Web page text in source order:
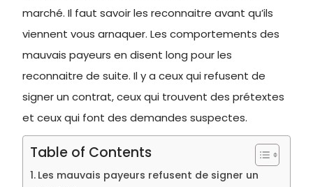
marché. Il faut savoir les reconnaitre avant qu’ils
viennent vous arnaquer. Les comportements des
mauvais payeurs en disent long pour les
reconnaitre de suite. Il y a ceux qui refusent de
signer un contrat, ceux qui trouvent des prétextes
et ceux qui font des demandes suspectes.
Table of Contents
Les mauvais payeurs refusent de signer un